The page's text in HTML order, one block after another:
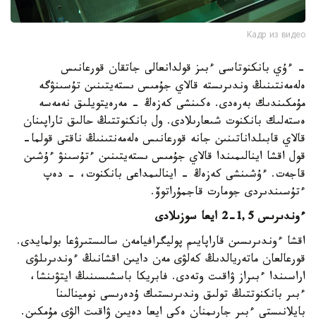
Кадр из видео
- ءۇي بانكنوتاسى ءبىز قولدانعالى جاتقان قورعانىس
ەلەمەنتىنىڭ وندىرىستە قالاي جۇمىس ىستەيتىنىن تۇسىنۋگە
مۇمكىندىك بەرەدى. ەكىنشى كەزەڭ - مەرەيتويلىق نەمەسە
ەستەلىك بانكنوت شىعارىلادى. ول بانكنوتتىڭ حالىق تاراپىنان
قالاي قابىلداناتىنىن جانە قورعانىس ەلەمەنتىنىڭ ناقتى قولما-
قول اقشا اينالىمىندا قالاي جۇمىس ىستەيتىنىن ءتۇسىنۋ ءۇشىن
قاجەت. ءۇشىنشى كەزەڭ - اينالىمداعى بانكنوت، - دەپ
ءتۇسىندىردى جومارت قاجمۇراتوۆ.
ءوندىرىس 1,5-2 ايعا سوزىلادى
اقشا ءوندىرىسىن قاراپايىم پوليگرافيامەن سالىستىرۋعا بولمايدى.
قورعالعان ماتەريالدىڭ كەلۋى مەن دايىن اقشانىڭ ءوندىرىلۋى
اراسىندا ءبىراز ۋاقىت وتەدى. فابريكا باسشىسىنىڭ ايتۋىنشا،
ءبىر بانكنوتتىڭ تولىق وندىرىستىك ۇدەرىسى نومينالىنا
بايلانىستى ءبىر جارىمنان ەكى ايعا دەيىن ۋاقىت الۋى مۇمكىن.